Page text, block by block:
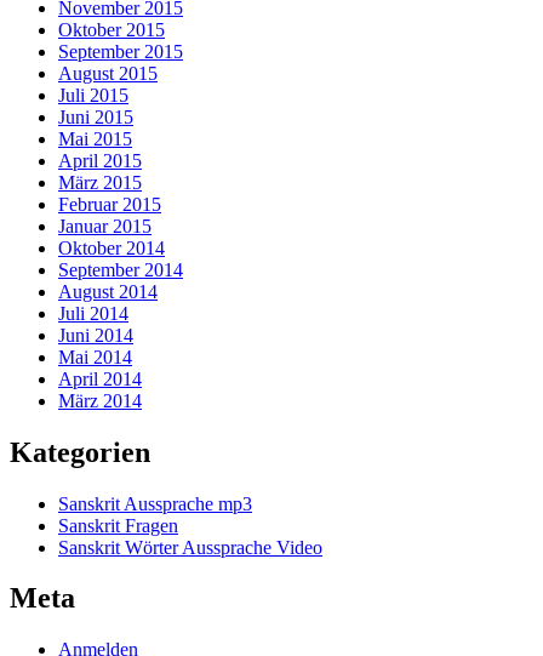
November 2015
Oktober 2015
September 2015
August 2015
Juli 2015
Juni 2015
Mai 2015
April 2015
März 2015
Februar 2015
Januar 2015
Oktober 2014
September 2014
August 2014
Juli 2014
Juni 2014
Mai 2014
April 2014
März 2014
Kategorien
Sanskrit Aussprache mp3
Sanskrit Fragen
Sanskrit Wörter Aussprache Video
Meta
Anmelden